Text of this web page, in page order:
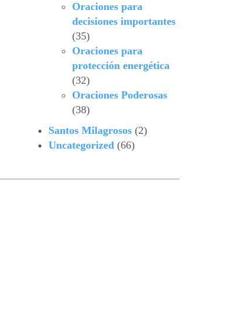
Oraciones para
decisiones importantes
(35)
Oraciones para
protección energética
(32)
Oraciones Poderosas
(38)
Santos Milagrosos(2)
Uncategorized(66)